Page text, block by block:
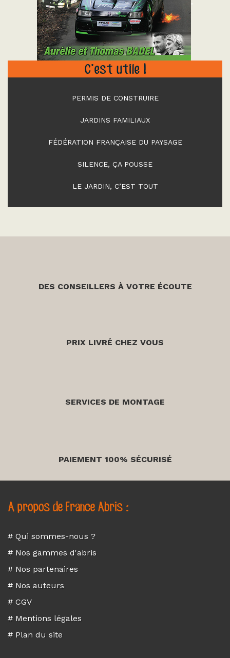
"
C’est utile !
PERMIS DE CONSTRUIRE
JARDINS FAMILIAUX
FÉDÉRATION FRANÇAISE DU PAYSAGE
SILENCE, ÇA POUSSE
LE JARDIN, C’EST TOUT
DES CONSEILLERS À VOTRE ÉCOUTE
PRIX LIVRÉ CHEZ VOUS
SERVICES DE MONTAGE
PAIEMENT 100% SÉCURISÉ
A propos de France Abris :
# Qui sommes-nous ?
# Nos gammes d'abris
# Nos partenaires
# Nos auteurs
# CGV
# Mentions légales
# Plan du site